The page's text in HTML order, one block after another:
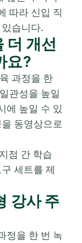
따라 신입 직
습니다.
더 개선
요?
과정을 한
관성을 높일
에 높일 수 있
동영상으로
점 간 학습
세트를 제
강사 주
정을 한 번 녹